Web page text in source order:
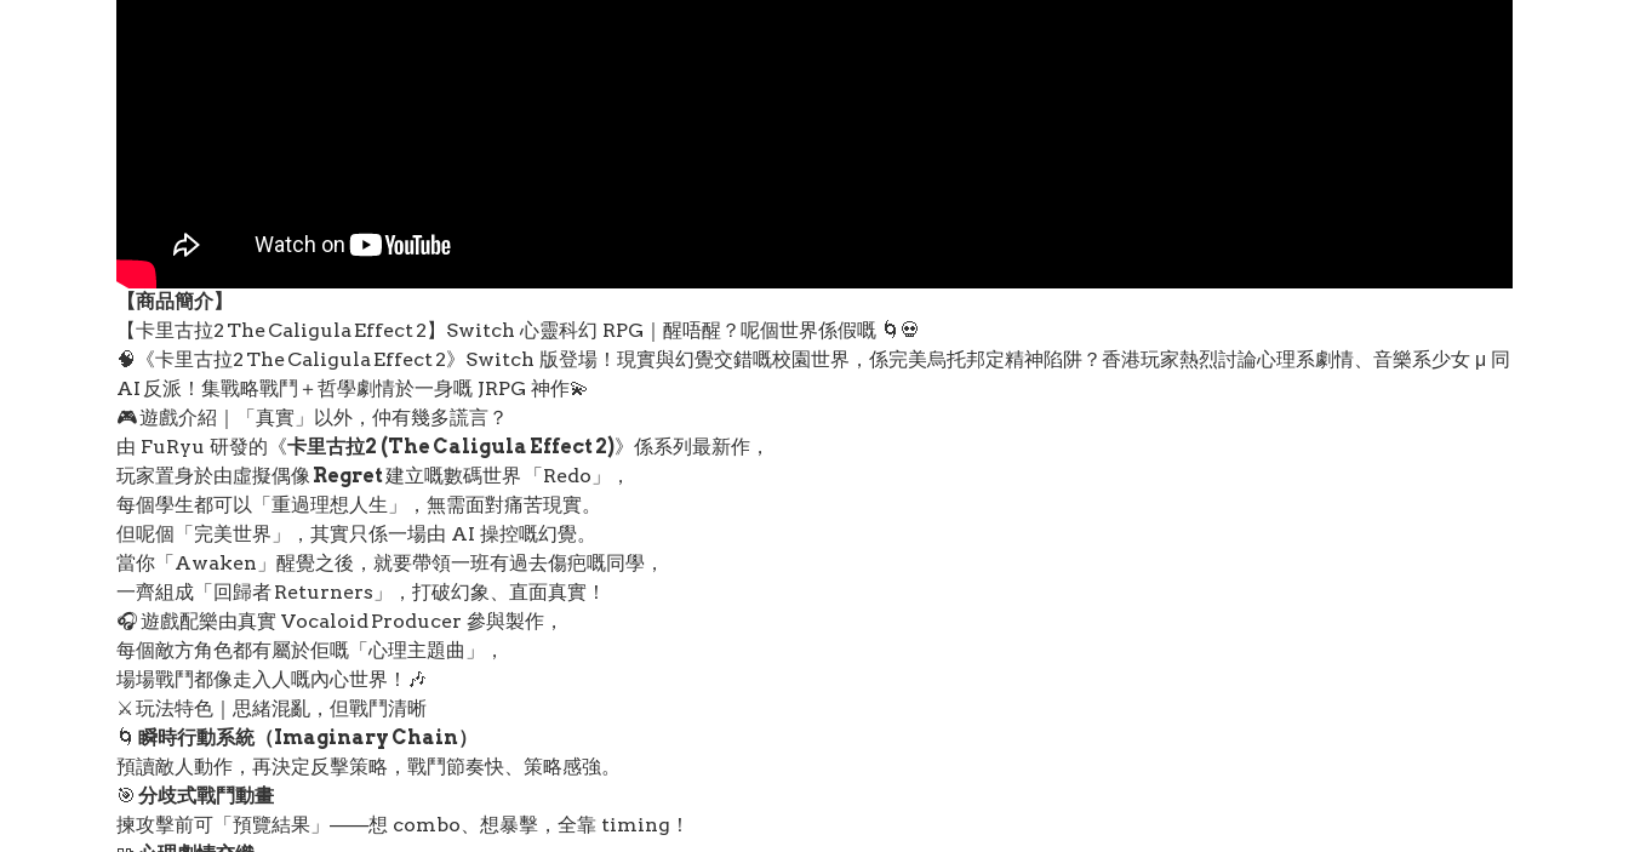
【商品簡介】
【卡里古拉2 The Caligula Effect 2】Switch 心靈科幻 RPG｜醒唔醒？呢個世界係假嘅 🌀💀
🧠《卡里古拉2 The Caligula Effect 2》Switch 版登場！現實與幻覺交錯嘅校園世界，係完美烏托邦定精神陷阱？香港玩家熱烈討論心理系劇情、音樂系少女 μ 同
AI 反派！集戰略戰鬥＋哲學劇情於一身嘅 JRPG 神作💫
🎮 遊戲介紹｜「真實」以外，仲有幾多謊言？
由 FuRyu 研發的《卡里古拉2 (The Caligula Effect 2)》係系列最新作，
玩家置身於由虛擬偶像 Regret建立嘅數碼世界 「Redo」，
每個學生都可以「重過理想人生」，無需面對痛苦現實。
但呢個「完美世界」，其實只係一場由 AI 操控嘅幻覺。
當你「Awaken」醒覺之後，就要帶領一班有過去傷疤嘅同學，
一齊組成「回歸者 Returners」，打破幻象、直面真實！
🎧 遊戲配樂由真實 Vocaloid Producer 參與製作，
每個敵方角色都有屬於佢嘅「心理主題曲」，
場場戰鬥都像走入人嘅內心世界！🎶
⚔️ 玩法特色｜思緒混亂，但戰鬥清晰
🌀 瞬時行動系統（Imaginary Chain）
預讀敵人動作，再決定反擊策略，戰鬥節奏快、策略感強。
🎯 分歧式戰鬥動畫
揀攻擊前可「預覽結果」——想 combo、想暴擊，全靠 timing！